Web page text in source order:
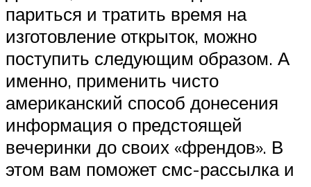
париться и тратить время на
изготовление открыток, можно
поступить следующим образом. А
именно, применить чисто
американский способ донесения
информация о предстоящей
вечеринки до своих «френдов». В
этом вам поможет смс-рассылка и